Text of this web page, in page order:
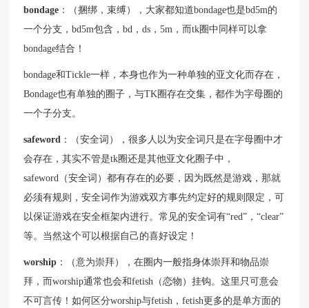
bondage ：（捆绑，束缚），大家都知道bondage也是bd5m的
一个分支，bd5m包含，bd，ds，5m，而tk圈中同样可以拿
bondage结合！
bondage和Tickle一样，本身也作为一种单独的亚文化而存在，
Bondage也有单独的圈子，与TK圈存在交集，都作为字母圈的
一个子分支。
safeword ：（安全词），很多人以为安全词只是在字母圈中才
会存在，其实不管是tk圈还是其他亚文化圈子中，
safeword（安全词）都有存在的必要，因为既然是游戏，那就
必须有规则，安全词作为游戏双方事先约定好的规则限定，可
以保证游戏在安全框架内进行。常见的安全词有“red”，“clear”
等。当然这个可以根据自己的喜好设定！
worship ：（意为崇拜），在圈内一般指身体崇拜和物品崇
拜，而worship通常也会和fetish（恋物）挂钩。这里只可意会
不可言传！如何区分worship与fetish，fetish更多的是单方面的